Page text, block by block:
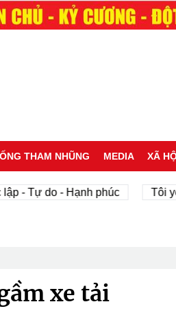
THAM NHŨNG MEDIA XÃ
do - Hạnh phúc Tôi yêu Tổ
xe tải